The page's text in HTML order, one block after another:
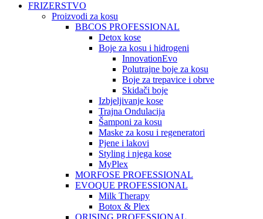
FRIZERSTVO
Proizvodi za kosu
BBCOS PROFESSIONAL
Detox kose
Boje za kosu i hidrogeni
InnovationEvo
Polutrajne boje za kosu
Boje za trepavice i obrve
Skidači boje
Izbjeljivanje kose
Trajna Ondulacija
Šamponi za kosu
Maske za kosu i regeneratori
Pjene i lakovi
Styling i njega kose
MyPlex
MORFOSE PROFESSIONAL
EVOQUE PROFESSIONAL
Milk Therapy
Botox & Plex
ORISING PROFESSIONAL